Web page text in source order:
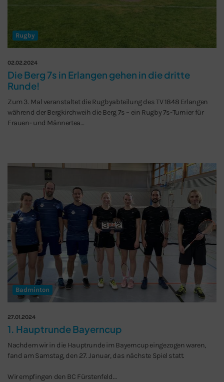
Schließen
Rugby
02.02.2024
Die Berg 7s in Erlangen gehen in die dritte
Runde!
Zum 3. Mal veranstaltet die Rugbyabteilung des TV 1848 Erlangen
während der Bergkirchweih die Berg 7s – ein Rugby 7s-Turnier für
Frauen- und Männertea…
Badminton
27.01.2024
1. Hauptrunde Bayerncup
Nachdem wir in die Hauptrunde im Bayerncup eingezogen waren,
fand am Samstag, den 27. Januar, das nächste Spiel statt.
Wir empfingen den BC Fürstenfeld…